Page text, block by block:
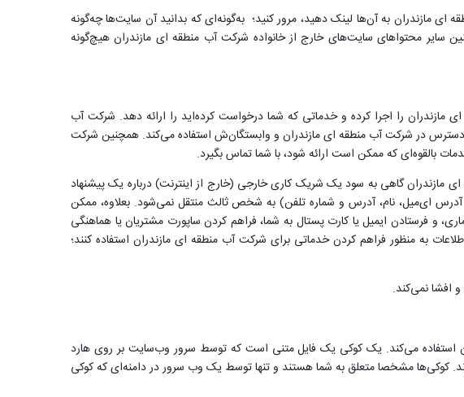
به آن‌ها لینک دهید، مرور کنید؛ به‌گونه‌ای که بدانید آن سایت‌ها چه‌گونه
سایر محتواهای سایت‌های خارج از خانواده شرکت آب منطقه ای مازندران هیچ‌گونه
مازندران را اجرا کرده و خدماتی که شما درخواست کرده‌اید را ارائه دهد. شرکت آب
در شرکت آب منطقه ای مازندران و وابستگان‌ش استفاده می‌کند. همچنین شرکت
بالقوه‌ای که ممکن است ارائه شود، با شما تماس بگیرد.
گاهی به سود یک شریک کاری خارجی (خارج از اینترنت) درباره یک پیشنهاد
ای‌میل، نام، آدرس و شماره تلفن) به شخص ثالث منتقل نمی‌شود. بعلاوه، ممکن
و فرستادن ایمیل یا کارت پستال به شما، فراهم کردن ساپورت مشتریان یا هماهنگی
به منظور فراهم کردن خدماتی برای شرکت آب منطقه ای مازندران استفاده کنند؛
افشا نمی‌کند.
استفاده می‌کند. یک کوکی یک فایل متنی است که توسط سرور وب‌سایت بر روی هارد
کوکی‌ها مشخصا متعلق به شما هستند و تنها توسط یک وب سرور در دامنه‌ای که کوکی